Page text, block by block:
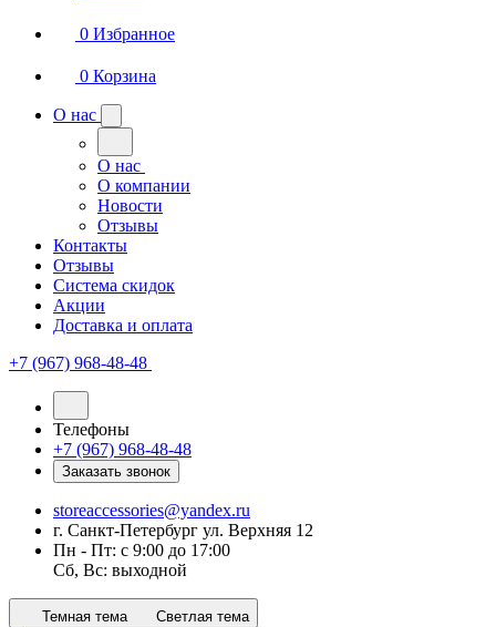
0 Избранное
0 Корзина
О нас
О нас
О компании
Новости
Отзывы
Контакты
Отзывы
Система скидок
Акции
Доставка и оплата
+7 (967) 968-48-48
Телефоны
+7 (967) 968-48-48
Заказать звонок
storeaccessories@yandex.ru
г. Санкт-Петербург ул. Верхняя 12
Пн - Пт: с 9:00 до 17:00
Сб, Вс: выходной
Темная тема Светлая тема